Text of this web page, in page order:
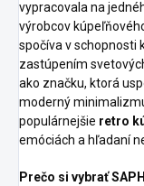
vypracovala na
výrobcov
spočíva v schopnosti
zastúpením
ako značku, ktorá
moderný
populárnejšie retro
emóciách a hľadaní
Prečo si vybrať